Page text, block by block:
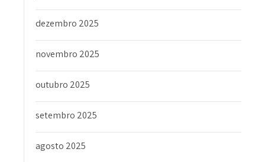
dezembro 2025
novembro 2025
outubro 2025
setembro 2025
agosto 2025